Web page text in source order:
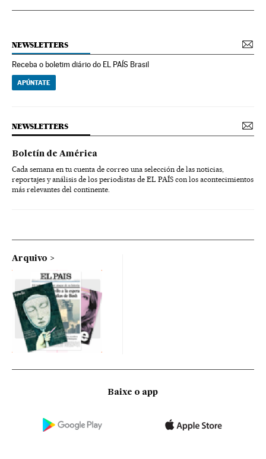
NEWSLETTERS
Receba o boletim diário do EL PAÍS Brasil
APÚNTATE
NEWSLETTERS
Boletín de América
Cada semana en tu cuenta de correo una selección de las noticias,
reportajes y análisis de los periodistas de EL PAÍS con los acontecimientos
más relevantes del continente.
Arquivo
Baixe o app